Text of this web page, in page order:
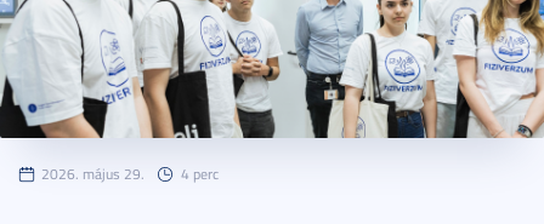
2026. május 29. 4 perc